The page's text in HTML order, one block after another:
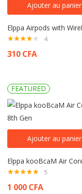
Ajouter au panier
sur 5
4
310 CFA
FEATURED
Ajouter au panier
sur 5
5
1 000 CFA